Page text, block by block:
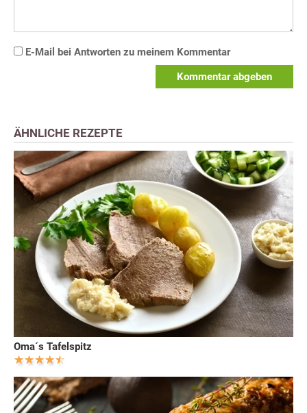
E-Mail bei Antworten zu meinem Kommentar
Kommentar abgeben
ÄHNLICHE REZEPTE
Oma´s Tafelspitz